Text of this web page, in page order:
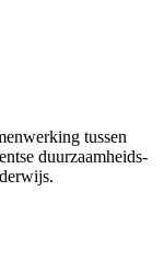
tussen
duurzaamheids­